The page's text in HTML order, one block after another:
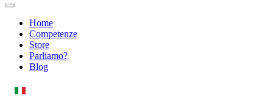
Home
Competenze
Store
Parliamo?
Blog